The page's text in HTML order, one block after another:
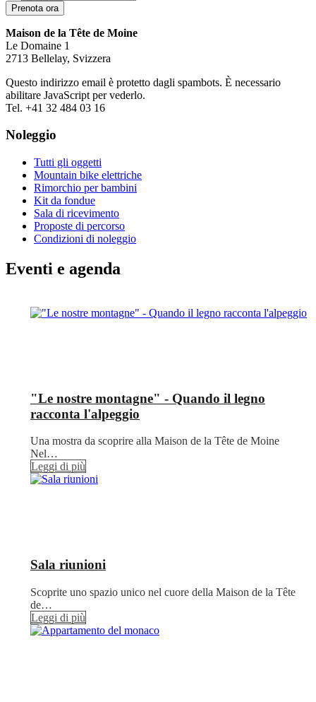
Maison de la Tête de Moine
Le Domaine 1
2713 Bellelay, Svizzera
Questo indirizzo email è protetto dagli spambots. È necessario
abilitare JavaScript per vederlo.
Tel. +41 32 484 03 16
Noleggio
Tutti gli oggetti
Mountain bike elettriche
Rimorchio per bambini
Kit da fondue
Sala di ricevimento
Proposte di percorso
Condizioni di noleggio
Eventi e agenda
"Le nostre montagne" - Quando il legno
racconta l'alpeggio
Una mostra da scoprire alla Maison de la Tête de Moine
Nel…
Leggi di più
Sala riunioni
Scoprite uno spazio unico nel cuore della Maison de la Tête
de…
Leggi di più